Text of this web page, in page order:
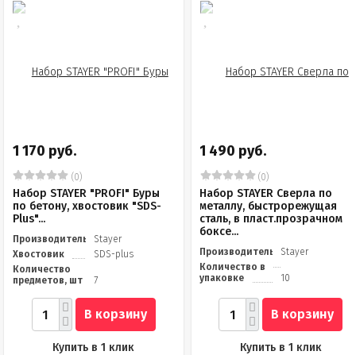
1 170 руб.
(0)
Набор STAYER "PROFI" Буры
по бетону, хвостовик "SDS-
Plus"...
Производитель
Stayer
Хвостовик
SDS-plus
Количество
предметов, шт
7
В корзину
Купить в 1 клик
1 490 руб.
(0)
Набор STAYER Сверла по
металлу, быстрорежущая
сталь, в пласт.прозрачном
боксе...
Производитель
Stayer
Количество в
упаковке
10
В корзину
Купить в 1 клик